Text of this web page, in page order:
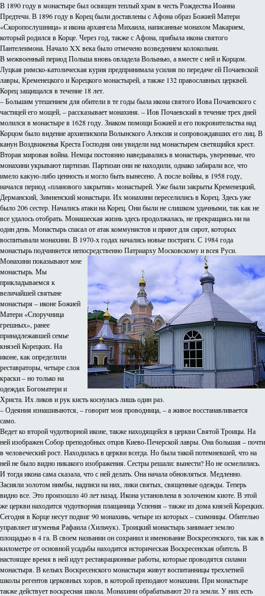
В 1890 году в монастыре был освящен теплый храм в честь Рождества Иоанна
Предтечи. В 1896 году в Корец были доставлены с Афона образ Божией Матери
«Скоропослушница» и икона архангела Михаила, написанные монахом Макарием,
который родился в Корце. Через год, также с Афона, прибыла икона святого
Пантелеимона. Начало XX века было отмечено возведением колокольни.
В межвоенный период Польша вновь овладела Волынью, а вместе с ней и Корцом.
Луцкая римско-католическая курия предпринимала усилия по передаче ей Почаевской
лавры, Кременецкого и Корецкого монастырей, а также 132 православных церквей.
Корец защищался в течение 18 лет.
– Большим утешением для обители в те годы была икона святого Иова Почаевского с
частицей его мощей, – рассказывает монахиня. – Иов Почаевский в течение трех дней
молился в монастыре в 1628 году. Знаком помощи Божией и его покровительства над
Корцом было видение архиепископа Волынского Алексия и сопровождавших его лиц. В
канун Воздвиженья Креста Господня они увидели над монастырем светящийся крест.
Вторая мировая война. Немцы постоянно наведывались в монастырь, уверенные, что
монахини укрывают партизан. Партизан они не находили, однако забирали все, что
имело какую-либо ценность и могло быть вынесено. А после войны, в 1958 году,
начался период «планового закрытия» монастырей. Уже были закрыты Кременецкий,
Дерманский, Зимненский монастыри. Их монахини переселились в Корец. Здесь уже
было 206 сестер. Начались атаки на Корец. Они были не слишком удачными, так как не
все удалось отобрать. Монашеская жизнь здесь продолжалась, не прекращаясь ни на
один день. Монастырь спасал от атак коммунистов и приют для сирот, которых
воспитывали монахини. В 1970-х годах начались новые постриги. С 1984 года
монастырь подчиняется непосредственно Патриарху Московскому и всея Руси.
Монахини показывают мне
монастырь. Мы
прикладываемся к
величайшей святыне
монастыря – иконе Божией
Матери «Споручница
грешных», ранее
принадлежавшей семье
князей Корецких. На
иконе, как определили
реставраторы, четыре слоя
краски – но только на
одеждах Богоматери и
Христа. Их ликов и рук кисть коснулась лишь один раз.
– Одеяния изнашиваются, – говорит моя проводница, – а живое восстанавливается
само.
Ведет ко второй чудотворной иконе, также находящейся в церкви Святой Троицы. На
ней изображен Собор преподобных отцов Киево-Печерской лавры. Она большая – почти
в человеческий рост. Находилась в церкви всегда. Но была такой потемневшей, что на
ней не было видно никакого изображения. Сестры решали: вынести? Но не осмелились.
И тогда икона сама сказала, что с ней делать. Она начала обновляться. Медленно.
Засияли золотом нимбы, надписи на них, лики святых, священные одежды. Теперь
видно все. Это произошло 40 лет назад. Икона установлена в золоченом киоте. В этой
же церкви находится чудотворная плащаница Успения – также из дома князей Корецких.
Сегодня в Корце несут подвиг 90 монахинь, четыре из которых – схимницы. Обителью
управляет игуменья Рафаила (Хильчук). Троицкий монастырь занимает землю
площадью в 4 га. В своем названии он сохранил и именование Воскресенского, так как в
километре от основной усадьбы находится историческая Воскресенская обитель. В
настоящее время в ней идут реставрационные работы, которые проводятся силами
монастыря. В кельях Воскресенского монастыря живут воспитанницы трехлетней
школы регентов церковных хоров, в которой преподают монахини. При монастыре
также действует воскресная школа. Монахини обрабатывают 20 га земли. У них есть